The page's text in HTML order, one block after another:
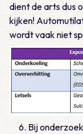
dient de arts dus
kijken!
wordt vaak niet
Bij